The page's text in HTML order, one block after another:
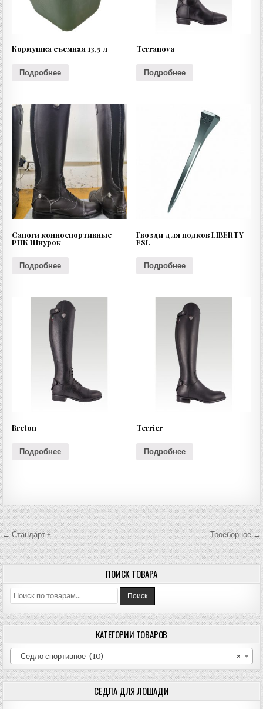
Кормушка съемная 13,5 л
Подробнее
Terranova
Подробнее
Сапоги конноспортивные
РПК Шнурок
Подробнее
Гвозди для подков LIBERTY
ESL
Подробнее
Breton
Подробнее
Terrier
Подробнее
Навигация
по
записям
← Стандарт + Троеборное →
ПОИСК ТОВАРА
Искать: Поиск
КАТЕГОРИИ ТОВАРОВ
×
Седло спортивное (10)
СЕДЛА ДЛЯ ЛОШАДИ